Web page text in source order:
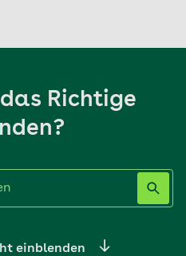
Richtige
einblenden